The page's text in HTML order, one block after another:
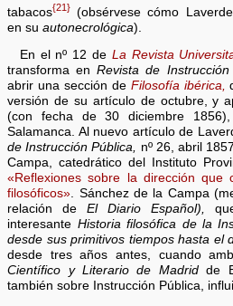
tabacos{21} (obsérvese cómo
en suautonecrológica).
En el nº 12 de La Revista
transforma enRevista de Instrucción
abrir una sección de Filosofía ibérica,
versión de su artículo de octubre, y
(con fecha de 30 diciembre
Salamanca. Al nuevo artículo de
de Instrucción Pública, nº 26, abril
Campa, catedrático del Instituto
«Reflexiones sobre la dirección que
filosóficos». Sánchez de la Campa
relación deEl Diario Español),
interesante Historia filosófica de la
desde sus primitivos tiempos hasta el
desde tres años antes, cuando
Científico y Literario de Madridde
también sobre Instrucción Pública,